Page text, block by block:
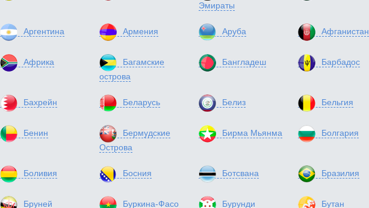
Эмираты
Аргентина Армения Аруба Афганистан
Африка
Багамские
острова
Бангладеш Барбадос
Бахрейн Беларусь Белиз Бельгия
Бенин
Бермудские
Острова
Бирма Мьянма Болгария
Боливия Босния Ботсвана Бразилия
Бруней
Буркина-Фасо Бурунди Бутан